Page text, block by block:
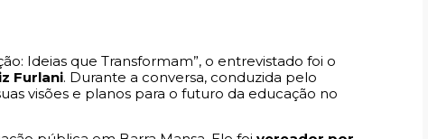
Ideias que Transformam”, o entrevistado foi o
Furlani. Durante a conversa, conduzida pelo
visões e planos para o futuro da educação no